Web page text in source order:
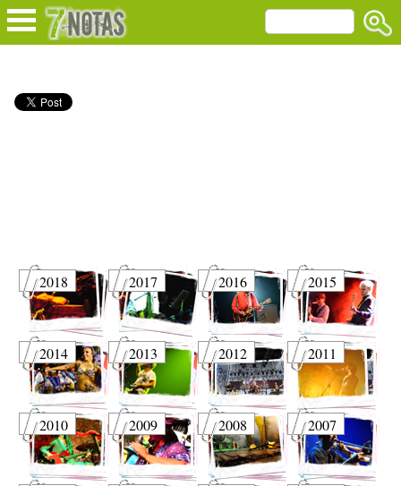
2018 2017 2016 2015
2014 2013 2012 2011
2010 2009 2008 2007